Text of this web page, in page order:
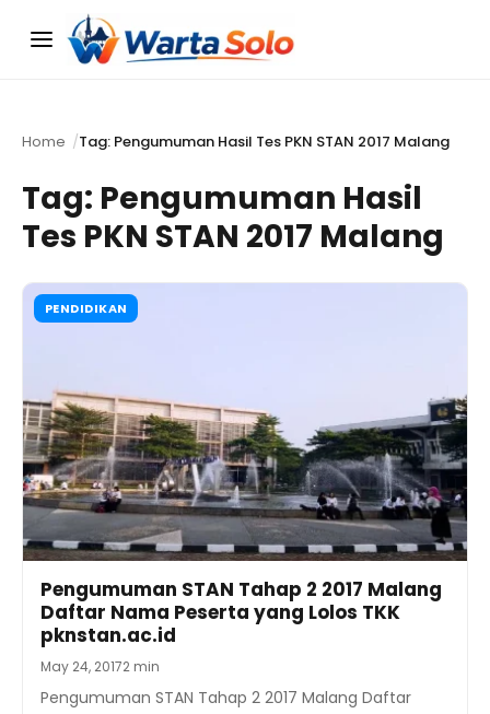
Menu
Home Tag: Pengumuman Hasil Tes PKN STAN 2017 Malang
Tag: Pengumuman Hasil
Tes PKN STAN 2017 Malang
PENDIDIKAN
Pengumuman STAN Tahap 2 2017 Malang
Daftar Nama Peserta yang Lolos TKK
pknstan.ac.id
May 24, 20172 min
Pengumuman STAN Tahap 2 2017 Malang Daftar